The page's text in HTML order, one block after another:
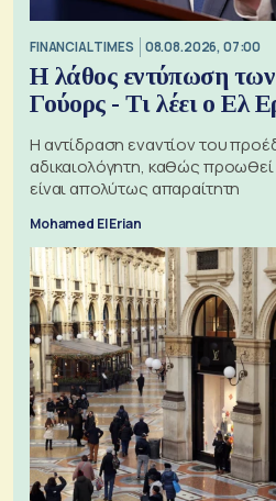
FINANCIAL TIMES 08.08.2026, 07:00
Η λάθος εντύπωση
Γούορς - Τι λέει ο Ελ
Η αντίδραση εναντίον του
αδικαιολόγητη, καθώς
είναι απολύτως απαραίτητη
Mohamed El Erian